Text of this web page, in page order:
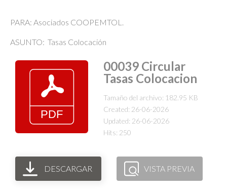
PARA: Asociados COOPEMTOL.
ASUNTO: Tasas Colocación
00039 Circular
Tasas Colocacion
Tamaño del archivo: 182.95 KB
Created: 26-06-2026
Updated: 26-06-2026
Hits: 250
DESCARGAR VISTA PREVIA